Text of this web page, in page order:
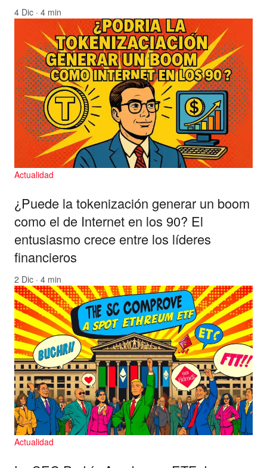
4 Dic · 4 min
Actualidad
¿Puede la tokenización generar un boom
como el de Internet en los 90? El
entusiasmo crece entre los líderes
financieros
2 Dic · 4 min
Actualidad